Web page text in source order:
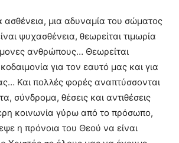
ασθένεια, μια αδυναμία του σώματος
ψυχασθένεια, θεωρείται τιμωρία
ανθρώπους… Θεωρείται
για τον εαυτό μας και για
Και πολλές φορές αναπτύσσονται
σύνδρομα, θέσεις και αντιθέσεις
κοινωνία γύρω από το πρόσωπο,
η πρόνοια του Θεού να είναι